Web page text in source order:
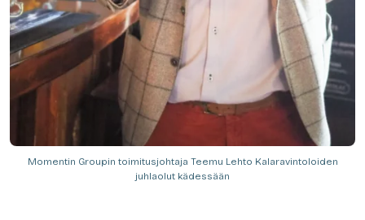
Momentin Groupin toimitusjohtaja Teemu Lehto Kalaravintoloiden
juhlaolut kädessään